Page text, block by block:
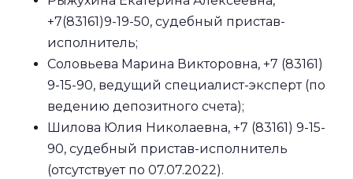
+7(83161)9-19-50, судебный пристав-
исполнитель;
Соловьева Марина Викторовна, +7 (83161)
9-15-90, ведущий специалист-эксперт (по
ведению депозитного счета);
Шилова Юлия Николаевна, +7 (83161) 9-15-
90, судебный пристав-исполнитель
(отсутствует по 07.07.2022).